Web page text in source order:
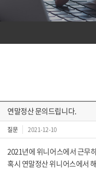
연말정산 문의드립니다.
질문 2021-12-10
2021년에 위니어스에서 근무
혹시 연말정산 위니어스에서